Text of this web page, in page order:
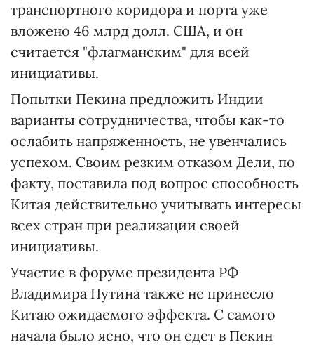
транспортного коридора и порта уже
вложено 46 млрд долл. США, и он
считается "флагманским" для всей
инициативы.
Попытки Пекина предложить Индии
варианты сотрудничества, чтобы как-то
ослабить напряженность, не увенчались
успехом. Своим резким отказом Дели, по
факту, поставила под вопрос способность
Китая действительно учитывать интересы
всех стран при реализации своей
инициативы.
Участие в форуме президента РФ
Владимира Путина также не принесло
Китаю ожидаемого эффекта. С самого
начала было ясно, что он едет в Пекин